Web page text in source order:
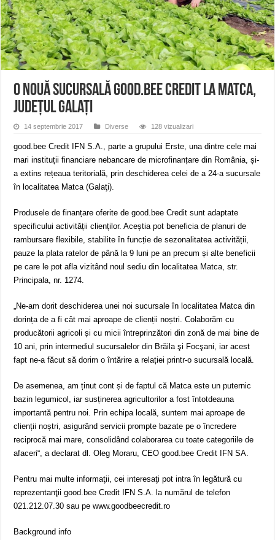
ANUNȚ OPRIRE APĂ în Reșița – avarie – 04.08.2026 – str. Văliugului și
ANUNŢ OPRIRE APĂ în CARANSEBEȘ – 04.08.2026 – avarie – Calea
O nouă sucursală good.bee Credit la Matca,
județul Galaţi
14 septembrie 2017 Diverse 128 vizualizari
good.bee Credit IFN S.A., parte a grupului Erste, una dintre cele mai
mari instituții financiare nebancare de microfinanțare din România, și-
a extins rețeaua teritorială, prin deschiderea celei de a 24-a sucursale
în localitatea Matca (Galaţi).
Produsele de finanțare oferite de good.bee Credit sunt adaptate
specificului activității clienților. Aceștia pot beneficia de planuri de
rambursare flexibile, stabilite în funcție de sezonalitatea activității,
pauze la plata ratelor de până la 9 luni pe an precum și alte beneficii
pe care le pot afla vizitând noul sediu din localitatea Matca, str.
Principala, nr. 1274.
„Ne-am dorit deschiderea unei noi sucursale în localitatea Matca din
dorința de a fi cât mai aproape de clienții noștri. Colaborăm cu
producătorii agricoli și cu micii întreprinzători din zonă de mai bine de
10 ani, prin intermediul sucursalelor din Brăila şi Focşani, iar acest
fapt ne-a făcut să dorim o întărire a relației printr-o sucursală locală.
De asemenea, am ținut cont și de faptul că Matca este un puternic
bazin legumicol, iar susținerea agricultorilor a fost întotdeauna
importantă pentru noi. Prin echipa locală, suntem mai aproape de
clienții noștri, asigurând servicii prompte bazate pe o încredere
reciprocă mai mare, consolidând colaborarea cu toate categoriile de
afaceri“, a declarat dl. Oleg Moraru, CEO good.bee Credit IFN SA.
Pentru mai multe informaţii, cei interesaţi pot intra în legătură cu
reprezentanţii good.bee Credit IFN S.A. la numărul de telefon
021.212.07.30 sau pe www.goodbeecredit.ro
Background info